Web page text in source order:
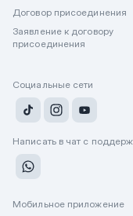
Договор присоединения
Заявление к договору
присоединения
Социальные сети
Написать в чат с
Мобильное приложение